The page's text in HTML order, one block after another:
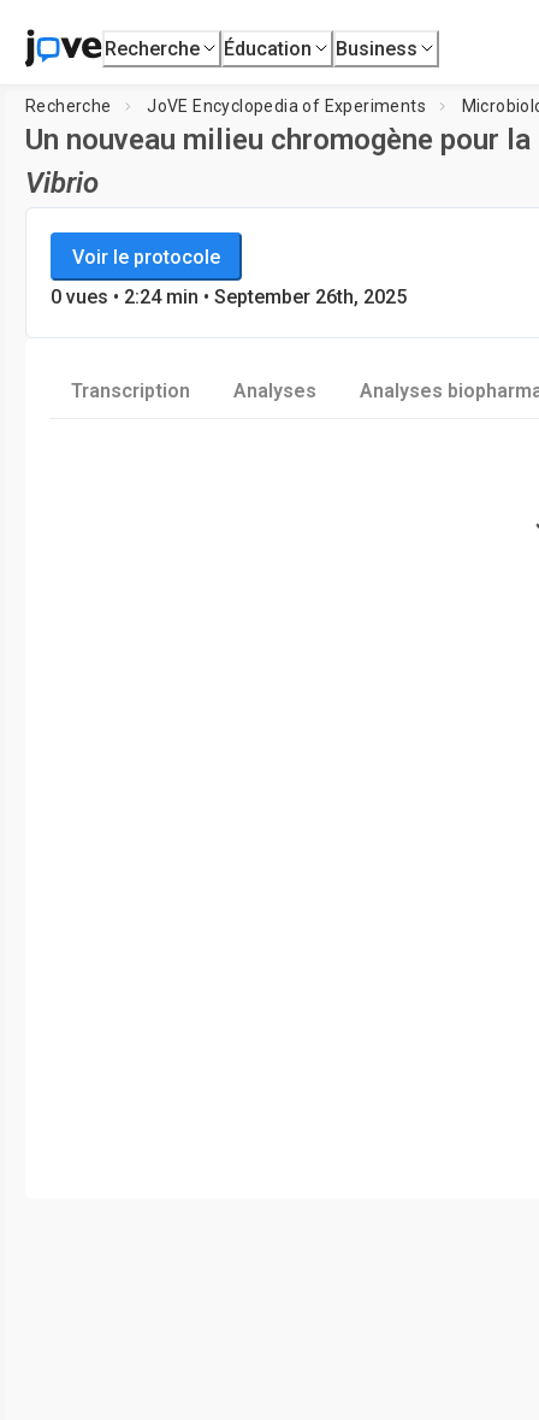
Recherche Éducation Business
Recherche JoVE Encyclopedia of Experiments
Un nouveau milieu chromogène pour
Vibrio
JoVE Encyclopedia of Experiments
Microbiologie
Voir le protocole
0 vues • 2:24 min • September 26th, 2025
Transcription Analyses Analyses